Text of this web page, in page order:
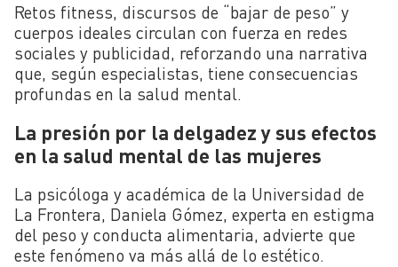
Retos fitness, discursos de “bajar de peso” y
cuerpos ideales circulan con fuerza en redes
sociales y publicidad, reforzando una narrativa
que, según especialistas, tiene consecuencias
profundas en la salud mental.
La presión por la delgadez y sus efectos
en la salud mental de las mujeres
La psicóloga y académica de la Universidad de
La Frontera, Daniela Gómez, experta en estigma
del peso y conducta alimentaria, advierte que
este fenómeno va más allá de lo estético.